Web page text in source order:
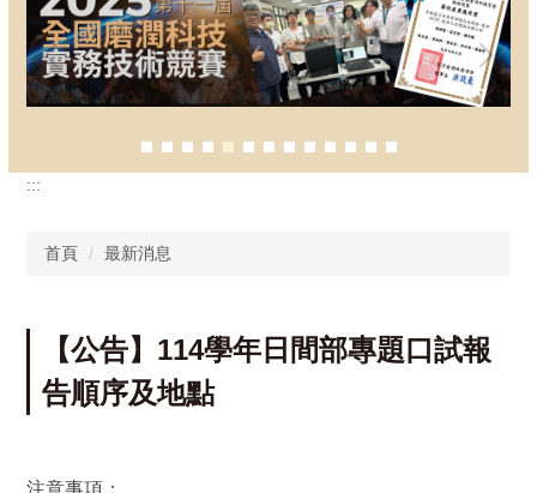
:::
首頁 最新消息
【公告】114學年日間部專題口試報
告順序及地點
注意事項：